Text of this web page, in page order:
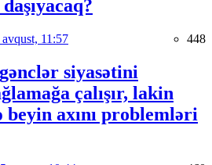
11:57 448
siyasətini
çalışır, lakin
beyin axını problemləri